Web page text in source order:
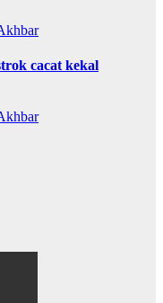
cacat kekal